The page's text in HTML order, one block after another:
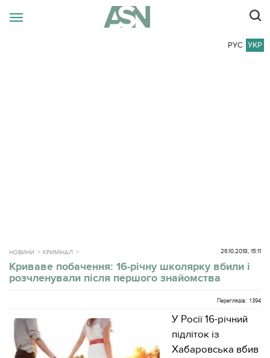
РУС УКР
НОВИНИ КРИМІНАЛ 26.10.2018, 15:11
Криваве побачення: 16-річну школярку вбили і
розчленували після першого знайомства
Переглядів: 1394
У Росії 16-річний
підліток із
Хабаровська вбив